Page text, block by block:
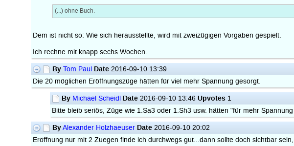
(...) ohne Buch.
Dem ist nicht so: Wie sich herausstellte, wird mit zweizügigen Vorgaben gespielt.
Ich rechne mit knapp sechs Wochen.
By Tom Paul Date 2016-09-10 13:39
Die 20 möglichen Eröffnungszüge hätten für viel mehr Spannung gesorgt.
By Michael Scheidl Date 2016-09-10 13:46Upvotes 1
Bitte bleib seriös, Züge wie 1.Sa3 oder 1.Sh3 usw. hätten "für mehr
ByAlexander Holzhaeuser Date 2016-09-10 20:02
Eröffnung nur mit 2 Zuegen finde ich durchwegs gut...dann sollte doch sichtbar